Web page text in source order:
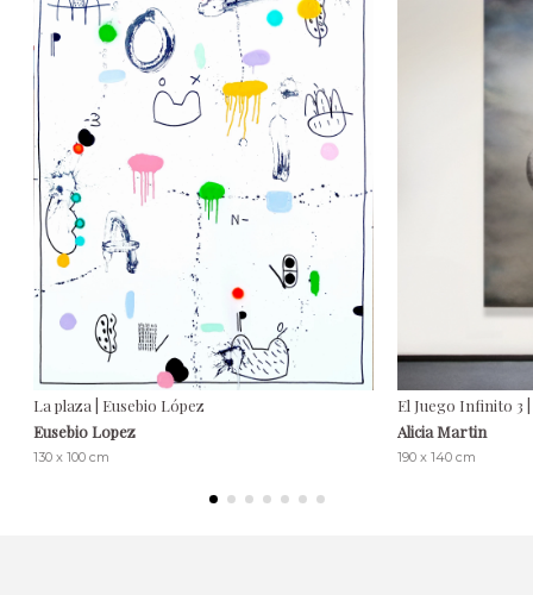
La plaza | Eusebio López
Eusebio Lopez
130 x 100 cm
El Juego Infinito 3
Alicia Martin
190 x 140 cm